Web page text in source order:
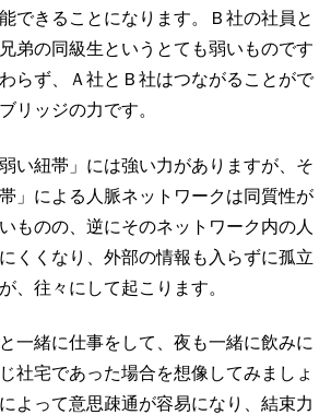
できることになります。Ｂ社の社員と
弟の同級生というとても弱いものです
らず、Ａ社とＢ社はつながることがで
リッジの力です。
い紐帯」には強い力がありますが、そ
」による人脈ネットワークは同質性が
ものの、逆にそのネットワーク内の人
くくなり、外部の情報も入らずに孤立
、往々にして起こります。
一緒に仕事をして、夜も一緒に飲みに
社宅であった場合を想像してみましょ
よって意思疎通が容易になり、結束力